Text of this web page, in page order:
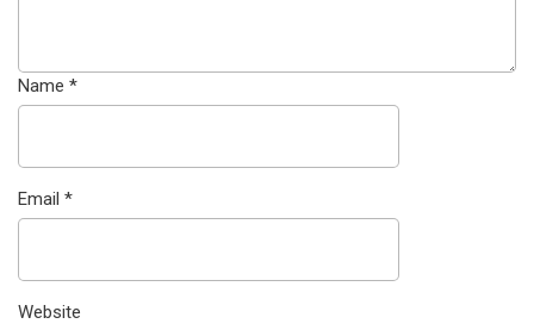
Name *
Email *
Website